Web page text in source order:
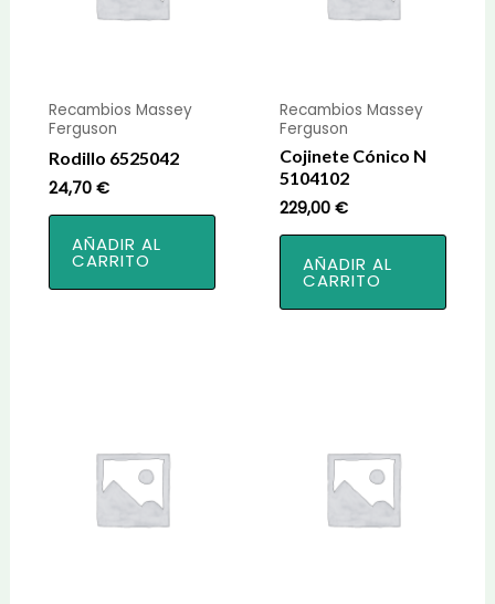
Recambios Massey
Ferguson
Rodillo 6525042
24,70 €
AÑADIR AL
CARRITO
Recambios Massey
Ferguson
Cojinete Cónico N
5104102
229,00€
AÑADIR AL
CARRITO